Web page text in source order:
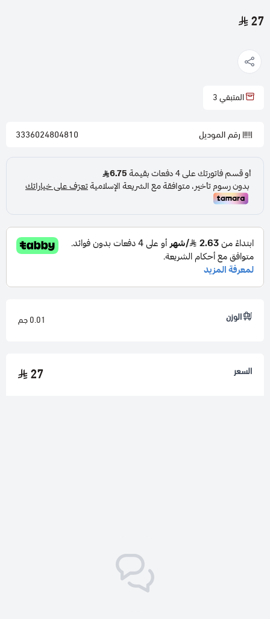
27
المتبقي3
رقم الموديل 3336024804810
الوزن 0.01 جم
السعر 27